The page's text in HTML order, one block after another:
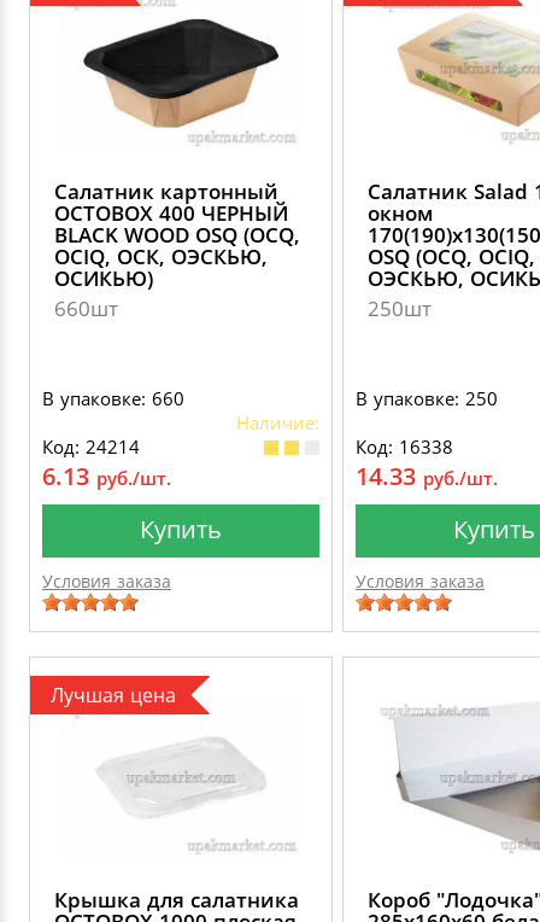
Салатник картонный
OCTOBOX 400 ЧЕРНЫЙ
BLACK WOOD OSQ (OCQ,
OCIQ, ОСК, ОЭСКЬЮ,
ОСИКЬЮ)
660шт
В упаковке: 660
Наличие:
Код: 24214
6.13 руб./шт.
Купить
Условия заказа
Салатник Salad
окном
OSQ (OCQ,
ОЭСКЬЮ,
250шт
В упаковке: 250
Код: 16338
14.33 руб./шт.
Купить
Условия заказа
Лучшая цена
Крышка для салатника Короб